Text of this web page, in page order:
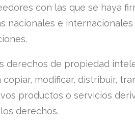
con las que se haya
nacionales e internacionales
derechos de propiedad
modificar, distribuir,
productos o servicios
derechos.